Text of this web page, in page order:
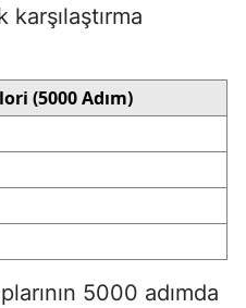
karşılaştırma
(5000 Adım)
5000 adımda